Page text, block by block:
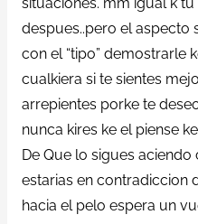
despues..pero el aspecto
con el “tipo” demostrarle
cualkiera si te sientes
arrepientes porke te
nunca kires ke el piense
De Que lo sigues aciendo
estarias en contradiccion
hacia el pelo espera un